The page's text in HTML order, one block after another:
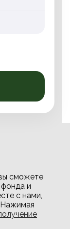
сможете
и
с нами,
Нажимая